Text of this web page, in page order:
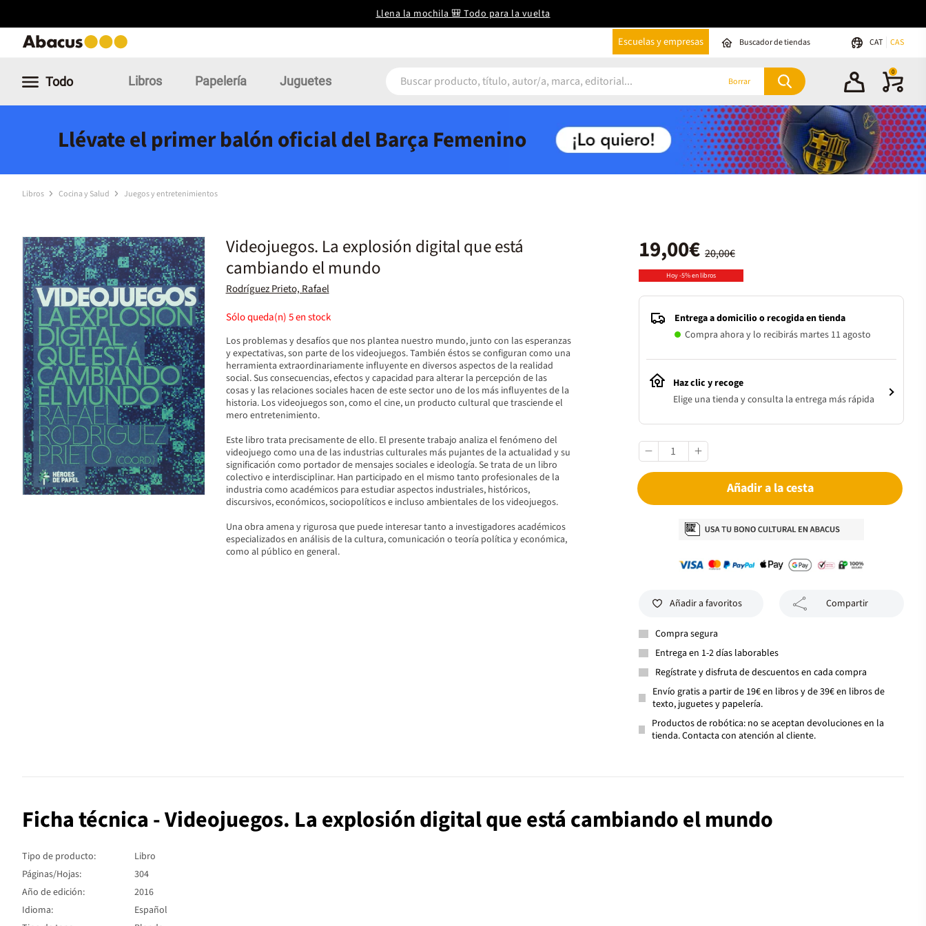
Llena la mochila 🎒 Todo para la vuelta
Escuelas y empresas Buscador de tiendas CAT CAS
Todo Libros Papelería Juguetes Borrar
0
Llévate el primer balón oficial del Barça Femenino
Libros Cocina y Salud Juegos y entretenimientos
Videojuegos. La explosión digital que está
cambiando el mundo
Rodríguez Prieto, Rafael
Sólo queda(n)5en stock
Los problemas y desafíos que nos plantea nuestro mundo, junto con las esperanzas
y expectativas, son parte de los videojuegos. También éstos se configuran como una
herramienta extraordinariamente influyente en diversos aspectos de la realidad
social. Sus consecuencias, efectos y capacidad para alterar la percepción de las
cosas y las relaciones sociales hacen de este sector uno de los más influyentes de la
historia. Los videojuegos son, como el cine, un producto cultural que trasciende el
mero entretenimiento.
Este libro trata precisamente de ello. El presente trabajo analiza el fenómeno del
videojuego como una de las industrias culturales más pujantes de la actualidad y su
significación como portador de mensajes sociales e ideología. Se trata de un libro
colectivo e interdisciplinar. Han participado en el mismo tanto profesionales de la
industria como académicos para estudiar aspectos industriales, históricos,
discursivos, económicos, sociopolíticos e incluso ambientales de los videojuegos.
Una obra amena y rigurosa que puede interesar tanto a investigadores académicos
especializados en análisis de la cultura, comunicación o teoría política y económica,
como al público en general.
20,00€
19,00€
Hoy -5% en libros
Entrega a domicilio o recogida en tienda
Compra ahora y lo recibirás martes 11 agosto
Haz clic y recoge
Elige una tienda y consulta la entrega más rápida
Añadir a la cesta
Añadir a favoritos Compartir
Compra segura
Entrega en 1-2 días laborables
Regístrate y disfruta de descuentos en cada compra
Envío gratis a partir de 19€ en libros y de 39€ en libros de
texto, juguetes y papelería.
Productos de robótica: no se aceptan devoluciones en la
tienda. Contacta con atención al cliente.
Ficha técnica - Videojuegos. La explosión digital que está cambiando el mundo
Tipo de producto:
Libro
Páginas/Hojas:
304
Año de edición:
2016
Idioma:
Español